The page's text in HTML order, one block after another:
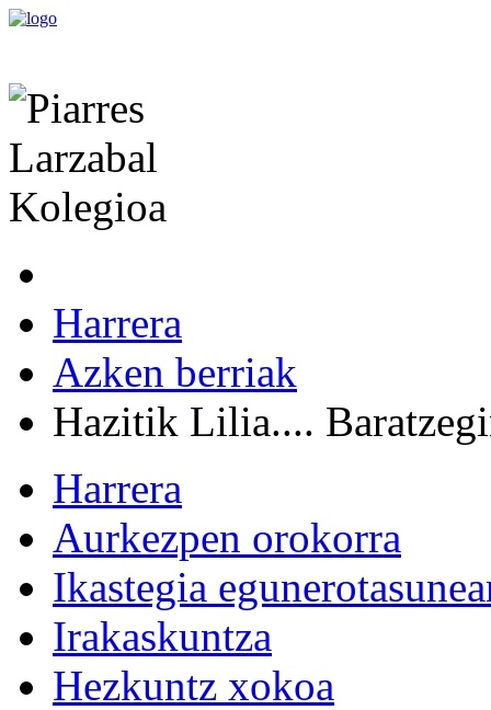
Harrera
Azken berriak
Hazitik Lilia....
Harrera
Aurkezpen orokorra
Ikastegia
Irakaskuntza
Hezkuntz xokoa